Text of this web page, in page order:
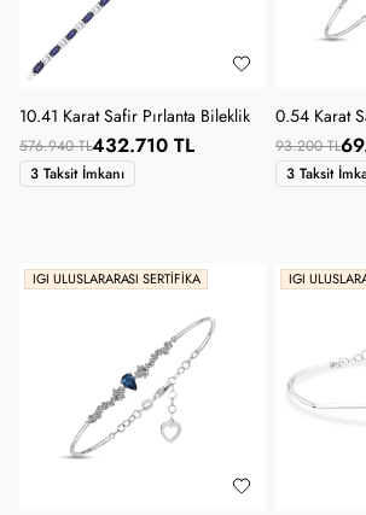
10.41 Karat Safir Pırlanta Bileklik
576.940 TL432.710 TL
3 Taksit İmkanı
0.54 Karat
93.200 TL
3 Taksit
IGI ULUSLARARASI SERTIFIKA IGI